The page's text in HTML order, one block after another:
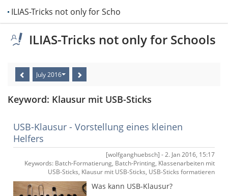
ILIAS-Tricks not only for Schools
ILIAS-Tricks not only for Schools
July 2016
Keyword: Klausur mit USB-Sticks
USB-Klausur - Vorstellung eines kleinen
Helfers
[wolfganghuebsch] - 2. Jan 2016, 15:17
Keywords: Batch-Formatierung, Batch-Printing, Klassenarbeiten mit
USB-Sticks, Klausur mit USB-Sticks, USB-Sticks formatieren
Was kann USB-Klausur?